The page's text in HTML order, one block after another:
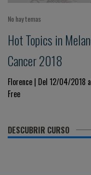
No hay temas
Hot Topics in
Cancer 2018
Florence | Del 12/04/2018
Free
DESCUBRIR CURSO